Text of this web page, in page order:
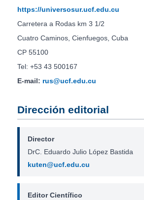
https://universosur.ucf.edu.cu
Carretera a Rodas km 3 1/2
Cuatro Caminos, Cienfuegos, Cuba
CP 55100
Tel: +53 43 500167
E-mail: rus@ucf.edu.cu
Dirección editorial
Director
DrC. Eduardo Julio López Bastida
kuten@ucf.edu.cu
Editor Científico